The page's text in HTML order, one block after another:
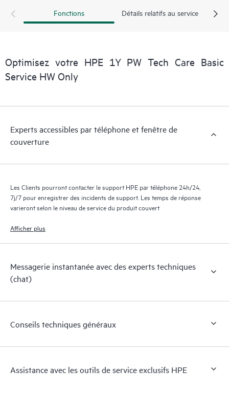
contrats de support couverts par le service HPE Tech Care. Les
Clients peuvent gérer plus facilement leurs actifs en identifiant
nouveaux outils en libre-service permettent aux Clients
d’effectuer certaines activités sans avoir à ouvrir un incident de
périphérie au cloud.
Fonctions Détails relatifs au service
Optimisez votre HPE 1Y PW Tech Care Basic
Service HW Only
Experts accessibles par téléphone et fenêtre de
couverture
Les Clients pourront contacter le support HPE par téléphone 24h/24,
7j/7 pour enregistrer des incidents de support. Les temps de réponse
varieront selon le niveau de service du produit couvert
Afficher plus
Messagerie instantanée avec des experts techniques
(chat)
Conseils techniques généraux
Assistance avec les outils de service exclusifs HPE